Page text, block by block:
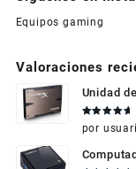
Equipos gaming
Valoraciones
Unidad
Valorado
en5 de 5
por